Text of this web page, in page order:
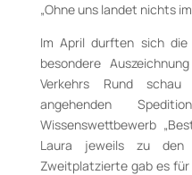
„Ohne uns landet nichts
Im April durften sich
besondere
Verkehrs Rund
angehenden
Wissenswettbewerb
Laura jeweils zu
Zweitplatzierte gab es für